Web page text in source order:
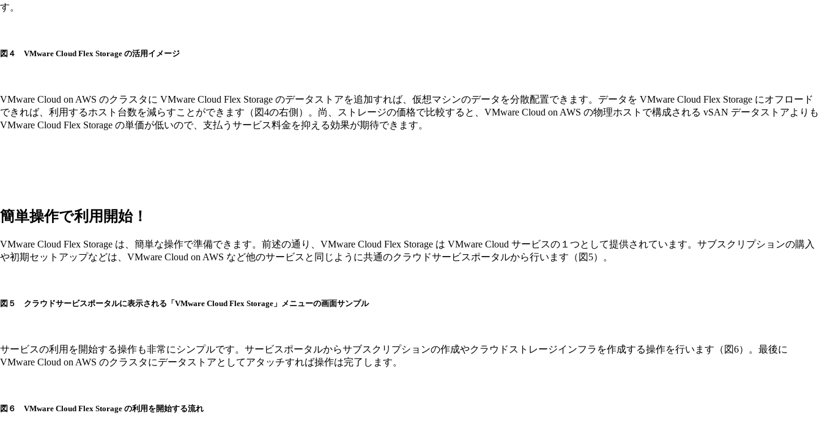
す。
図４ VMware Cloud Flex Storage の活用イメージ
VMware Cloud on AWS のクラスタに VMware Cloud Flex Storage のデータストアを追加すれば、仮想マシンのデータを分散配置できます。データを VMware Cloud Flex Storage にオフロード
できれば、利用するホスト台数を減らすことができます（図4の右側）。尚、ストレージの価格で比較すると、VMware Cloud on AWS の物理ホストで構成される vSAN データストアよりも
VMware Cloud Flex Storage の単価が低いので、支払うサービス料金を抑える効果が期待できます。
簡単操作で利用開始！
VMware Cloud Flex Storage は、簡単な操作で準備できます。前述の通り、VMware Cloud Flex Storage は VMware Cloud サービスの１つとして提供されています。サブスクリプションの購入
や初期セットアップなどは、VMware Cloud on AWS など他のサービスと同じように共通のクラウドサービスポータルから行います（図5）。
図５ クラウドサービスポータルに表示される「VMware Cloud Flex Storage」メニューの画面サンプル
サービスの利用を開始する操作も非常にシンプルです。サービスポータルからサブスクリプションの作成やクラウドストレージインフラを作成する操作を行います（図6）。最後に
VMware Cloud on AWS のクラスタにデータストアとしてアタッチすれば操作は完了します。
図６ VMware Cloud Flex Storage の利用を開始する流れ